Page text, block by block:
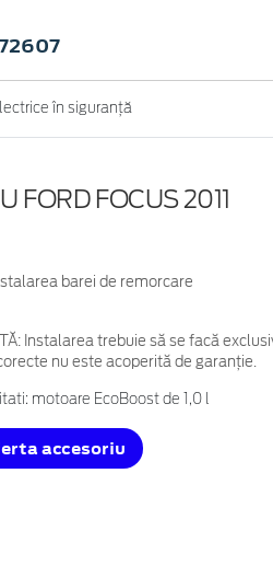
în siguranţă
FORD FOCUS 2011
barei de remorcare
Instalarea trebuie să se facă
nu este acoperită de garanţie.
motoare EcoBoost de 1,0 l
accesoriu